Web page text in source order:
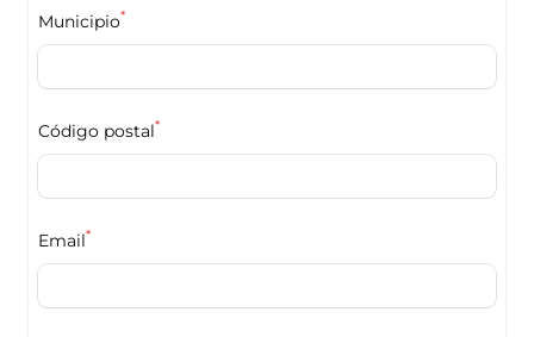
Municipio*
Código postal*
Email*